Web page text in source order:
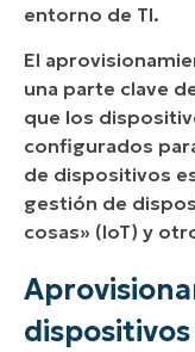
entorno de TI.
El
una parte clave
que los
configurados
de dispositivos
gestión de
cosas» (IoT) y